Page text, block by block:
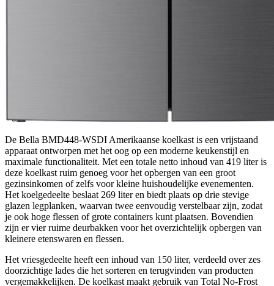
De Bella BMD448-WSDI Amerikaanse koelkast is een vrijstaand
apparaat ontworpen met het oog op een moderne keukenstijl en
maximale functionaliteit. Met een totale netto inhoud van 419 liter is
deze koelkast ruim genoeg voor het opbergen van een groot
gezinsinkomen of zelfs voor kleine huishoudelijke evenementen.
Het koelgedeelte beslaat 269 liter en biedt plaats op drie stevige
glazen legplanken, waarvan twee eenvoudig verstelbaar zijn, zodat
je ook hoge flessen of grote containers kunt plaatsen. Bovendien
zijn er vier ruime deurbakken voor het overzichtelijk opbergen van
kleinere etenswaren en flessen.
Het vriesgedeelte heeft een inhoud van 150 liter, verdeeld over zes
doorzichtige lades die het sorteren en terugvinden van producten
vergemakkelijken. De koelkast maakt gebruik van Total No-Frost